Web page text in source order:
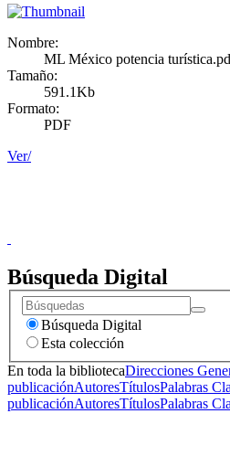
Nombre:
ML México potencia
Tamaño:
591.1Kb
Formato:
PDF
Ver/
Búsqueda Digital
Búsqueda Digital
Esta colección
En toda la bibliotecaDirecciones
publicaciónAutoresTítulosPalabras
publicaciónAutoresTítulosPalabras